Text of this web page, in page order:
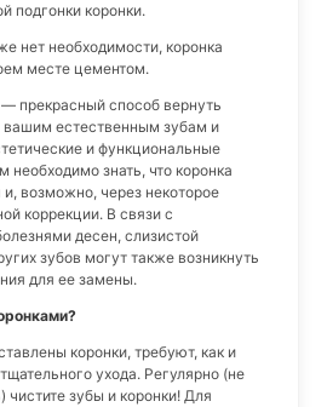
подгонки коронки.
нет необходимости, коронка
месте цементом.
прекрасный способ вернуть
вашим естественным зубам и
и функциональные
необходимо знать, что коронка
возможно, через некоторое
коррекции. В связи с
десен, слизистой
зубов могут также возникнуть
для ее замены.
коронки, требуют, как и
ухода. Регулярно (не
чистите зубы и коронки! Для